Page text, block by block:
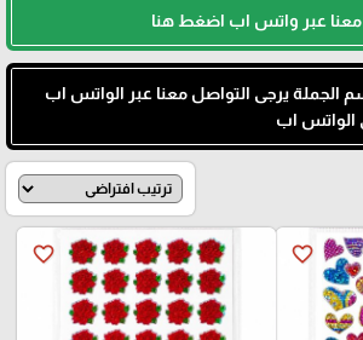
معنا عبر واتس اب اضغط هنا
الجملة يرجى التواصل معنا عبر الواتس اب
الواتس اب
favorite_border
favorite_border